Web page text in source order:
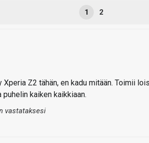
1 2
Xperia Z2 tähän, en kadu mitään. Toimii
puhelin kaiken kaikkiaan.
vastataksesi